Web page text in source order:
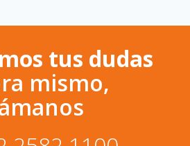
tus dudas
mismo,